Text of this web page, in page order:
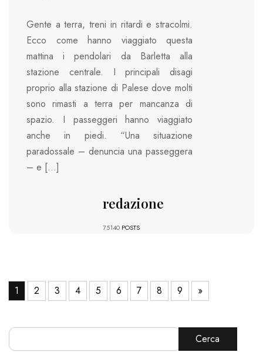
Gente a terra, treni in ritardi e stracolmi.
Ecco come hanno viaggiato questa
mattina i pendolari da Barletta alla
stazione centrale. I principali disagi
proprio alla stazione di Palese dove molti
sono rimasti a terra per mancanza di
spazio. I passeggeri hanno viaggiato
anche in piedi. “Una situazione
paradossale – denuncia una passeggera
– e […]
redazione
75140 POSTS
1 2 3 4 5 6 7 8 9 »
Cerca